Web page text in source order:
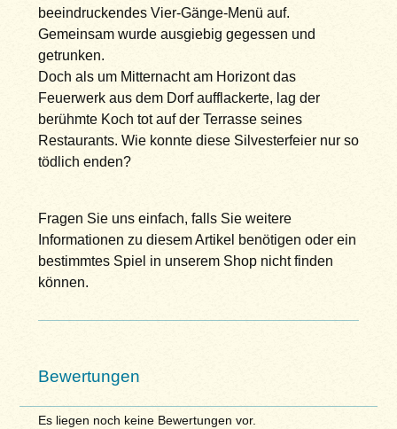
beeindruckendes Vier-Gänge-Menü auf.
Gemeinsam wurde ausgiebig gegessen und
getrunken.
Doch als um Mitternacht am Horizont das
Feuerwerk aus dem Dorf aufflackerte, lag der
berühmte Koch tot auf der Terrasse seines
Restaurants. Wie konnte diese Silvesterfeier nur so
tödlich enden?
Fragen Sie uns einfach, falls Sie weitere
Informationen zu diesem Artikel benötigen oder ein
bestimmtes Spiel in unserem Shop nicht finden
können.
Bewertungen
Es liegen noch keine Bewertungen vor.